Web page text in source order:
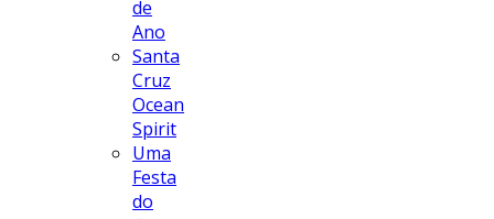
de
Ano
Santa
Cruz
Ocean
Spirit
Uma
Festa
do